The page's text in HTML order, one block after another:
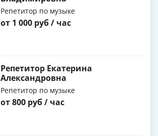
Репетитор по музыке
от 1 000 руб / час
Репетитор Екатерина
Александровна
Репетитор по музыке
от 800 руб / час